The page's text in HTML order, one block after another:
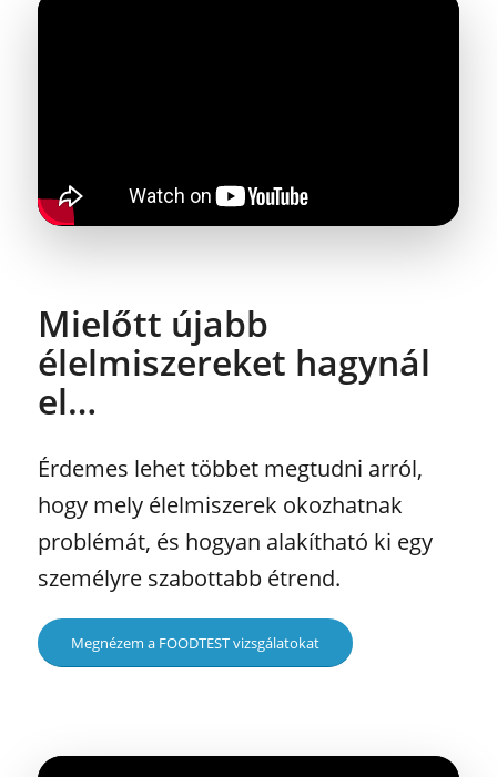
Mielőtt újabb
élelmiszereket hagynál
el…
Érdemes lehet többet megtudni arról,
hogy mely élelmiszerek okozhatnak
problémát, és hogyan alakítható ki egy
személyre szabottabb étrend.
Megnézem a FOODTEST vizsgálatokat